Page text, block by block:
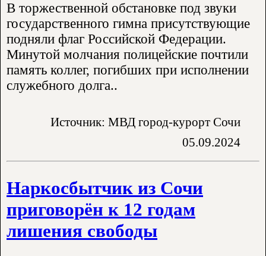
В торжественной обстановке под звуки
государственного гимна присутствующие
подняли флаг Российской Федерации.
Минутой молчания полицейские почтили
память коллег, погибших при исполнении
служебного долга..
Источник: МВД город-курорт Сочи
05.09.2024
Наркосбытчик из Сочи
приговорён к 12 годам
лишения свободы